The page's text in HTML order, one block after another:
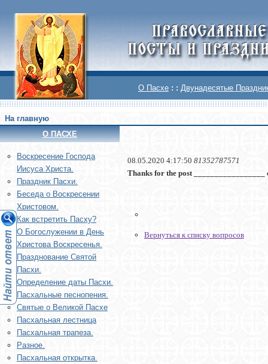
О Пасхе : : Двунадесятые
На главную
О ПАСХЕ
Воскреcение Господа
Иисуса Христа.
Праздник Пасхи.
Беседа о Воскресении
Христовом.
Как встретить Пасху?
О Богослужении в День
Христова Воскресенья.
Празднование Святой
Пасхи.
Определение даты Пасхи.
Пасхальные песнопения.
Святые о Великой Пасхе
Пасхальная лестница
Пасхальная трапеза.
Разное.
Пасхальная открытка.
08.05.2020 4:17:50 81352787571
Thanks for the post
Вернуться к списку вопросов